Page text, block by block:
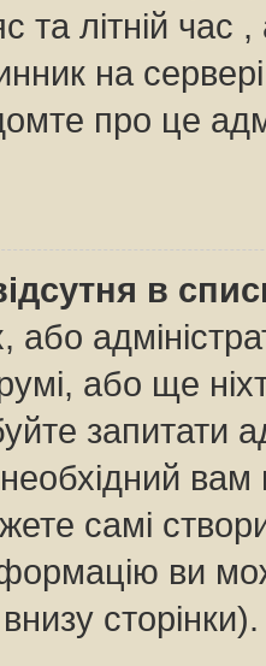
та літній час
на
про це
в
або ще
запитати
самі
ви
сторінки).